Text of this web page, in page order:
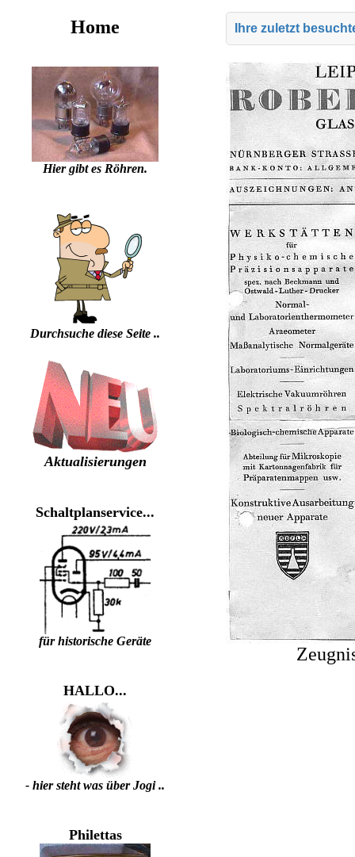
Home
Hier gibt es Röhren.
Durchsuche diese Seite ..
Aktualisierungen
Schaltplanservice...
für historische Geräte
HALLO...
- hier steht was über Jogi ..
Philettas
Ihre zuletzt